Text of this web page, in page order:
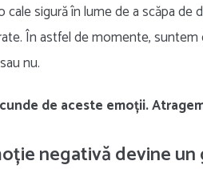
cale sigură în lume de a scăpa
În astfel de momente,
nu.
de aceste emoții.
negativă devine un